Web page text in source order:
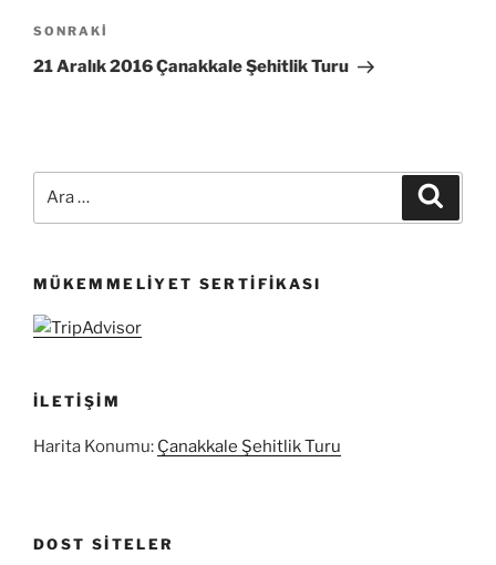
Sonraki
Yazı
SONRAKI
21 Aralık 2016 Çanakkale Şehitlik Turu
MÜKEMMELIYET SERTIFIKASI
İLETIŞIM
Harita Konumu: Çanakkale Şehitlik Turu
DOST SITELER